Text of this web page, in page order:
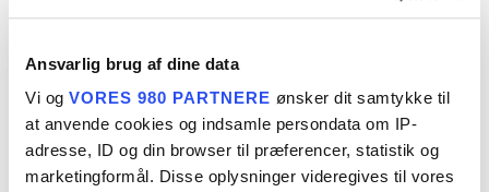
Ansvarlig brug af dine data
Vi og VORES 980 PARTNERE ønsker dit samtykke til
at anvende cookies og indsamle persondata om IP-
adresse, ID og din browser til præferencer, statistik og
marketingformål. Disse oplysninger videregives til vores
sikker på at vi kigger mod fremtiden i forhold til din
Skovdyrkning skal altid tilpasses jeres behov og
ønsker – og vi tager altid højde for klima, lystilgang,
jordbundskvalitet og hydrologi, når det kommer til
plantevalg i skovdyrkningen. Ikke to bevoksninger